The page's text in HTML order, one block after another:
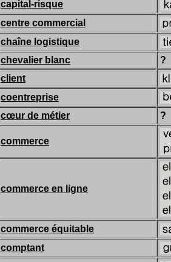
capital-risque
centre commercial
chaîne logistique
chevalier blanc
?
client
coentreprise
cœur de métier
?
commerce
commerce en ligne
commerce équitable
comptant